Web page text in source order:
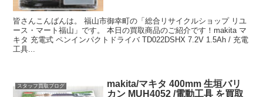
皆さんこんばんは。 福山市御幸町の「総合リサイクルショップ リユ
ース・マート福山」です。 本日の買取商品のご紹介です！makita マ
キタ 充電式 ペンインパクトドライバ TD022DSHX 7.2V 1.5Ah / 充電
工具...
スタッフ買取ブログ
makita/マキタ 400mm 生垣バリ
カン MUH4052 /電動工具 を買取